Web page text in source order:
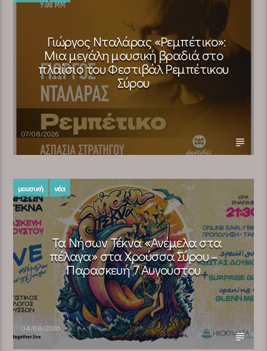
Γιώργος Νταλάρας «Ρεμπέτικο»:
Μια μεγάλη μουσική βραδιά στο
πλαίσιο του Φεστιβάλ Ρεμπέτικου
Σύρου
07/08/2026
μουσική νέα
Τα Νήσων Τέκνα «Ανέμελα στα
πέλαγα» στα Χρούσσα Σύρου –
Παρασκευή 7 Αυγούστου
04/08/2026